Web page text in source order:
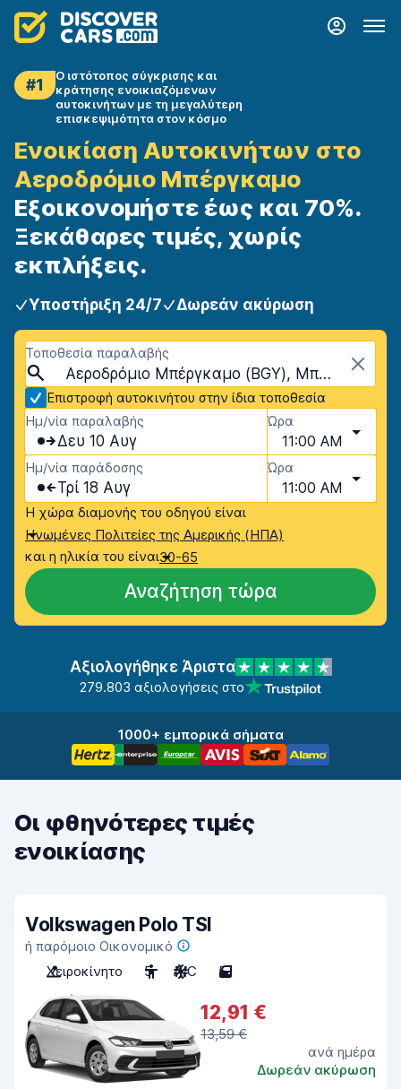
#1
Ο ιστότοπος σύγκρισης και
κράτησης ενοικιαζόμενων
αυτοκινήτων με τη μεγαλύτερη
επισκεψιμότητα στον κόσμο
Ενοικίαση Αυτοκινήτων στο
Αεροδρόμιο Μπέργκαμο
Εξοικονομήστε έως και 70%.
Ξεκάθαρες τιμές, χωρίς
εκπλήξεις.
Υποστήριξη 24/7 Δωρεάν ακύρωση
Τοποθεσία παραλαβής
Αεροδρόμιο Μπέργκαμο (BGY), Μπέργκαμο, Ιταλική Χερσόνησος
Επιστροφή αυτοκινήτου στην ίδια τοποθεσία
Ημ/νία παραλαβής
Δευ 10 Αυγ
Ώρα
11:00 AM
Ημ/νία παράδοσης
Τρί 18 Αυγ
Ώρα
11:00 AM
Η χώρα διαμονής του οδηγού είναι
Ηνωμένες Πολιτείες της Αμερικής (ΗΠΑ)
και η ηλικία του είναι30-65
Αναζήτηση τώρα
Αξιολογήθηκε Άριστα
279.803 αξιολογήσεις στο
1000+ εμπορικά σήματα
Οι φθηνότερες τιμές
ενοικίασης
Volkswagen Polo TSI
ή παρόμοιο Οικονομικό
Χειροκίνητο
5 A/C 5
12,91 €
13,59 €
ανά ημέρα
Δωρεάν ακύρωση